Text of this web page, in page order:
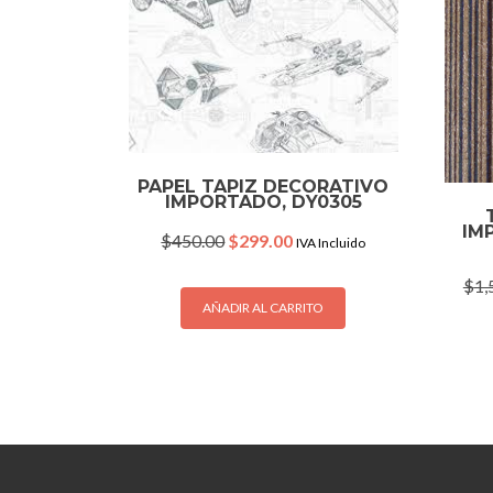
PAPEL TAPIZ DECORATIVO
IMPORTADO, DY0305
$450.00Original
was:
$450.00.
$299.00Current
is:
$299.00.
IVA Incluido
AÑADIR AL CARRITO
$